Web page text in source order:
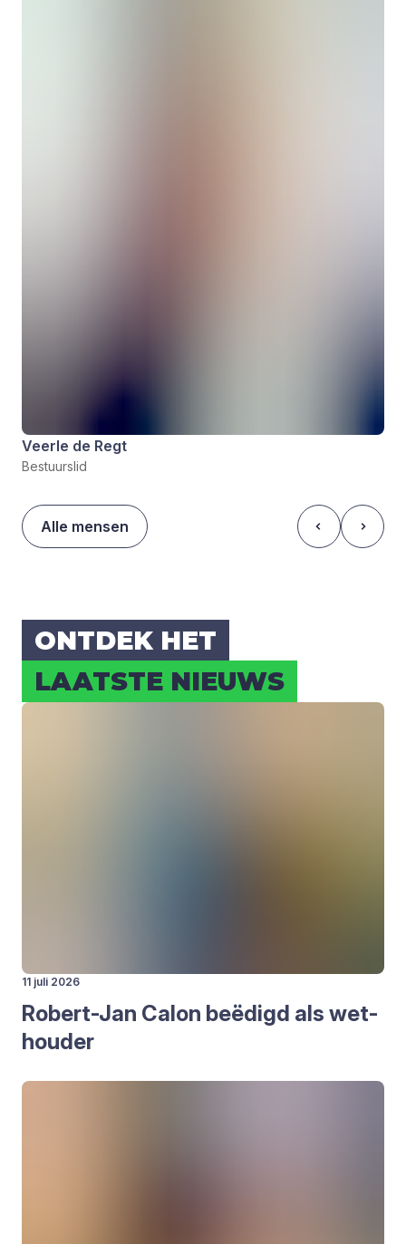
Veerle de Regt
Bestuurslid
Alle mensen
ONT­DEK HET
LAAT­STE NIEUWS
11 juli 2026
Robert-Jan Calon beë­digd als wet­
hou­der